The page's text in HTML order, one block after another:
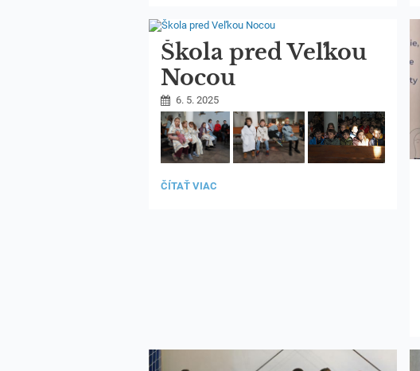
Škola pred Veľkou
Nocou
6. 5. 2025
ŠKOLA
ČÍTAŤ VIAC